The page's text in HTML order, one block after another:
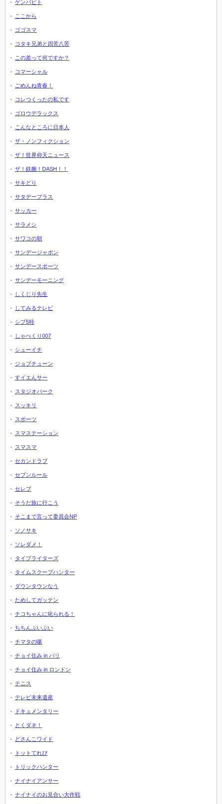
ゲンバビト
ここから
ゴゴスマ
コタキ兄弟と四苦八苦
この差って何ですか？
コマーシャル
ごめんね青春！
コレつくったの私です
ゴロウデラックス
こんなところに日本人
ザ・ノンフィクション
ザ！世界仰天ニュース
ザ！鉄腕！DASH！！
サキどり
サタデープラス
サッカー
サラメシ
サワコの朝
サンデージャポン
サンデースポーツ
サンデーモーニング
しくじり先生
してみるテレビ
シブ5時
しゃべくり007
シューイチ
ジョブチューン
すイエんサー
スタジオパーク
スッキリ
スポーツ
スマステーション
スマスマ
セカンドラブ
セブンルール
セレブ
そうだ旅に行こう
そこまで言って委員会NP
ソノサキ
ソレダメ！
タイプライターズ
タイムスクープハンター
ダウンタウンなう
ためしてガッテン
チコちゃんに叱られる！
ちちんぷいぷい
チマタの噺
チョイ住み in パリ
チョイ住み in ロンドン
テニス
テレビ未来遺産
ドキュメンタリー
とくダネ！
どさんこワイド
トットてれび
トリックハンター
ナイナイアンサー
ナイナイのお見合い大作戦